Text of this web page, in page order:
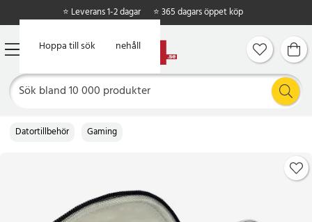
Hoppa till huvudinnehåll
Hoppa till sök
⭐ Leverans 1-2 dagar ⭐ 365 dagars öppet köp
Datortillbehör Gaming